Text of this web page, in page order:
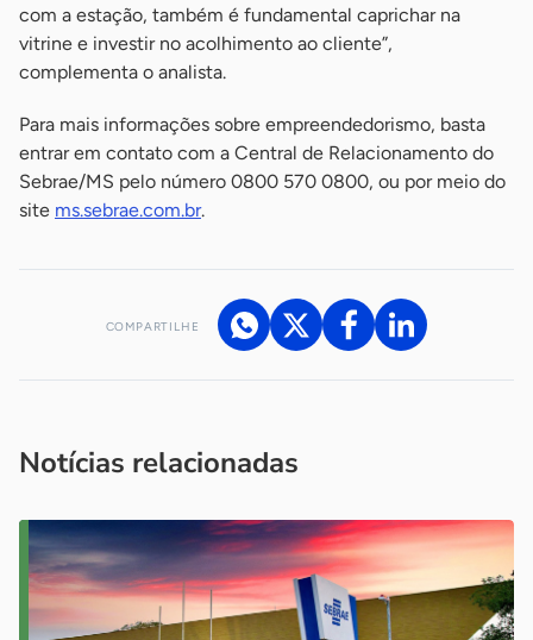
com a estação, também é fundamental caprichar na
vitrine e investir no acolhimento ao cliente”,
complementa o analista.
Para mais informações sobre empreendedorismo, basta
entrar em contato com a Central de Relacionamento do
Sebrae/MS pelo número 0800 570 0800, ou por meio do
site ms.sebrae.com.br.
COMPARTILHE
Notícias relacionadas